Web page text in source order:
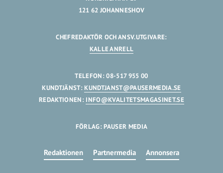
121 62 JOHANNESHOV
CHEFREDAKTÖR OCH ANSV.UTGIVARE:
KALLE ANRELL
TELEFON: 08-517 955 00
KUNDTJÄNST:KUNDTJANST@PAUSERMEDIA.SE
REDAKTIONEN: INFO@KVALITETSMAGASINET.SE
FÖRLAG: PAUSER MEDIA
Redaktionen Partnermedia Annonsera